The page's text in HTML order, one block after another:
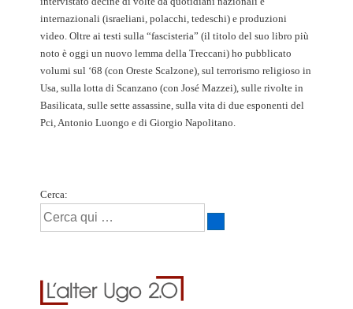
internazionali (israeliani, polacchi, tedeschi) e produzioni
video. Oltre ai testi sulla “fascisteria” (il titolo del suo libro più
noto è oggi un nuovo lemma della Treccani) ho pubblicato
volumi sul ‘68 (con Oreste Scalzone), sul terrorismo religioso in
Usa, sulla lotta di Scanzano (con José Mazzei), sulle rivolte in
Basilicata, sulle sette assassine, sulla vita di due esponenti del
Pci, Antonio Luongo e di Giorgio Napolitano.
Cerca: